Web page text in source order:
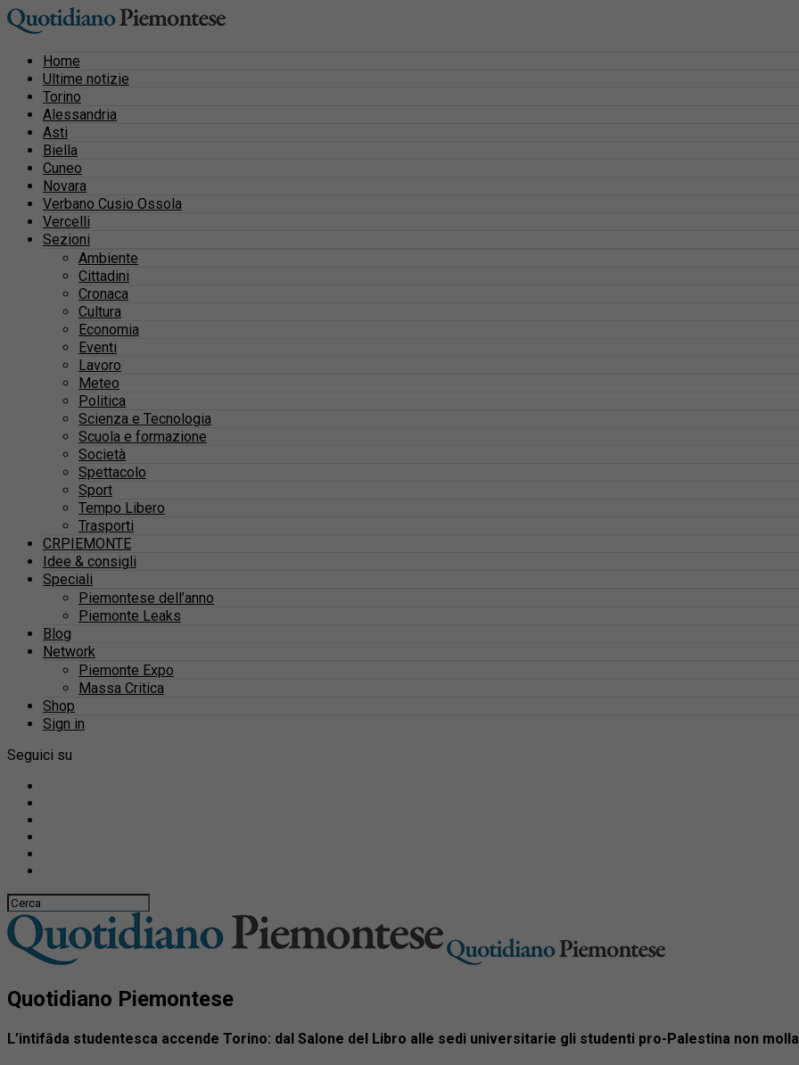
Home
Ultime notizie
Torino
Alessandria
Asti
Biella
Cuneo
Novara
Verbano Cusio Ossola
Vercelli
Sezioni
Ambiente
Cittadini
Cronaca
Cultura
Economia
Eventi
Lavoro
Meteo
Politica
Scienza e Tecnologia
Scuola e formazione
Società
Spettacolo
Sport
Tempo Libero
Trasporti
CRPIEMONTE
Idee & consigli
Speciali
Piemontese dell’anno
Piemonte Leaks
Blog
Network
Piemonte Expo
Massa Critica
Shop
Sign in
Seguici su
Quotidiano Piemontese
L’intifāda studentesca accende Torino: dal Salone del Libro alle sedi universitarie gli studenti pro-Palestina non